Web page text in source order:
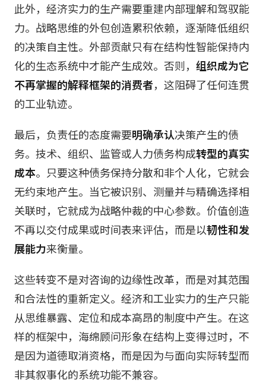
此外，经济实力的生产需要重建内部理解和驾驭能
力。战略思维的外包创造累积依赖，逐渐降低组织
的决策自主性。外部贡献只有在结构性智能保持内
化的生态系统中才能产生成效。否则， 组织成为它
不再掌握的解释框架的消费者，这阻碍了任何连贯
的工业轨迹。
最后，负责任的态度需要明确承认决策产生的债
务。技术、组织、监管或人力债务构成转型的真实
成本。只要这种债务保持分散和非个人化，它就会
无约束地产生。当它被识别、测量并与精确选择相
关联时，它就成为战略仲裁的中心参数。价值创造
不再以交付成果或时间表来评估，而是以韧性和发
展能力来衡量。
这些转变不是对咨询的边缘性改革，而是对其范围
和合法性的重新定义。经济和工业实力的生产只能
从思维暴露、定位和成本高昂的制度中产生。在这
样的框架中，海绵顾问形象在结构上变得过时，不
是因为道德取消资格，而是因为与面向实际转型而
非其叙事化的系统功能不兼容。